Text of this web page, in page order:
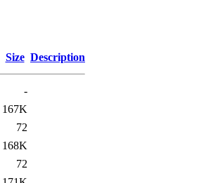
Size Description
-
167K
72
168K
72